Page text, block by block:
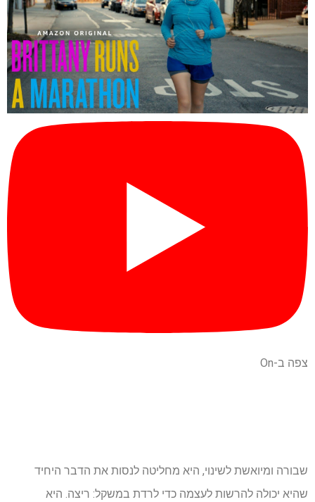
צפה ב-On
שבורה ומיואשת לשינוי, היא מחליטה לנסות את הדבר היחיד
שהיא יכולה להרשות לעצמה כדי לרדת במשקל: ריצה. היא